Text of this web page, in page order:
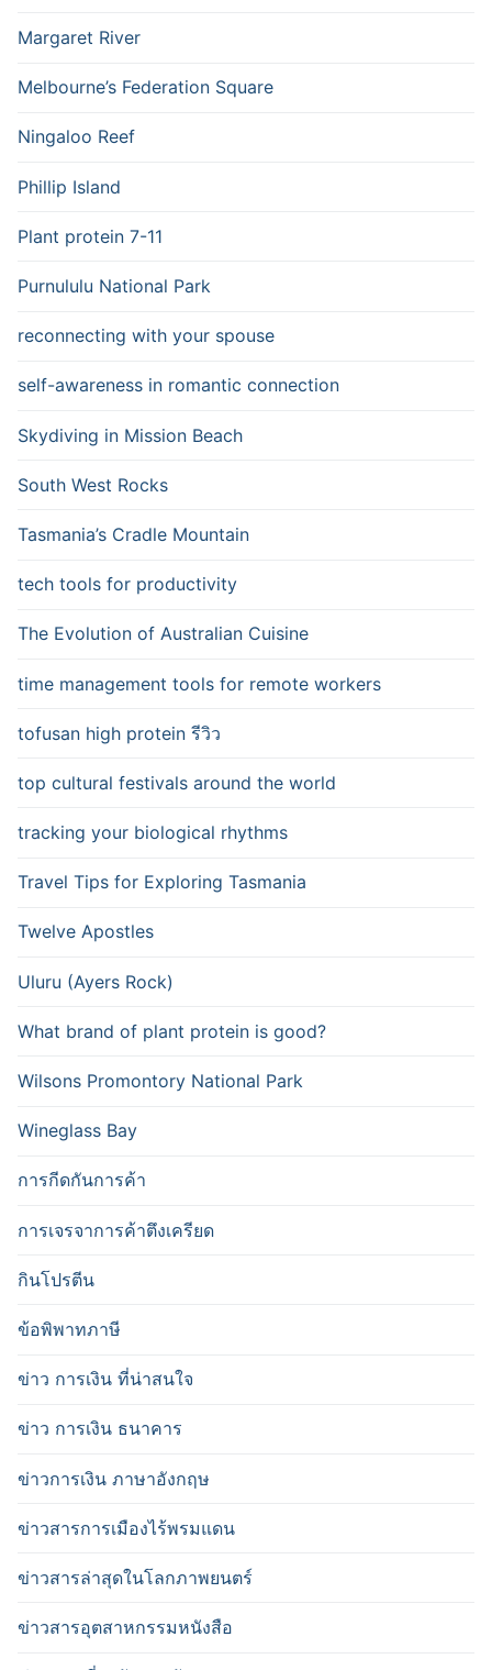
Margaret River
Melbourne’s Federation Square
Ningaloo Reef
Phillip Island
Plant protein 7-11
Purnululu National Park
reconnecting with your spouse
self-awareness in romantic connection
Skydiving in Mission Beach
South West Rocks
Tasmania’s Cradle Mountain
tech tools for productivity
The Evolution of Australian Cuisine
time management tools for remote workers
tofusan high protein รีวิว
top cultural festivals around the world
tracking your biological rhythms
Travel Tips for Exploring Tasmania
Twelve Apostles
Uluru (Ayers Rock)
What brand of plant protein is good?
Wilsons Promontory National Park
Wineglass Bay
การกีดกันการค้า
การเจรจาการค้าตึงเครียด
กินโปรตีน
ข้อพิพาทภาษี
ข่าว การเงิน ที่น่าสนใจ
ข่าว การเงิน ธนาคาร
ข่าวการเงิน ภาษาอังกฤษ
ข่าวสารการเมืองไร้พรมแดน
ข่าวสารล่าสุดในโลกภาพยนตร์
ข่าวสารอุตสาหกรรมหนังสือ